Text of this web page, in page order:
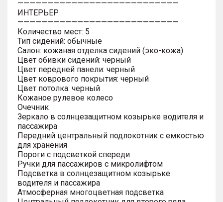
———————————————————————————
ИНТЕРЬЕР
———————————————————————————
Количество мест: 5
Тип сидений: обычные
Салон: кожаная отделка сидений (эко-кожа)
Цвет обивки сидений: черный
Цвет передней панели: черный
Цвет коврового покрытия: черный
Цвет потолка: черный
Кожаное рулевое колесо
Очечник
Зеркало в солнцезащитном козырьке водителя и
пассажира
Передний центральный подлокотник с емкостью
для хранения
Пороги с подсветкой спереди
Ручки для пассажиров с микролифтом
Подсветка в солнцезащитном козырьке
водителя и пассажира
Атмосферная многоцветная подсветка